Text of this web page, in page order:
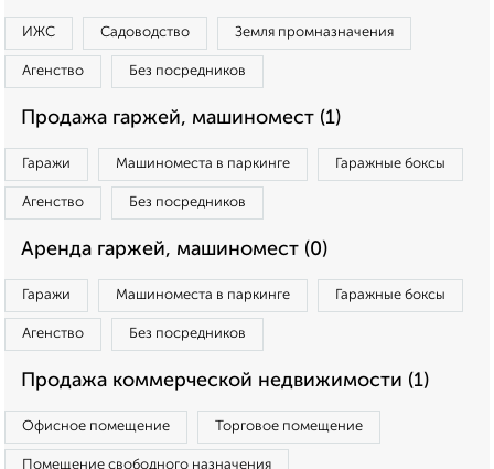
ИЖС Садоводство Земля промназначения
Агенство Без посредников
Продажа гаржей, машиномест (1)
Гаражи Машиноместа в паркинге Гаражные боксы
Агенство Без посредников
Аренда гаржей, машиномест (0)
Гаражи Машиноместа в паркинге Гаражные боксы
Агенство Без посредников
Продажа коммерческой недвижимости (1)
Офисное помещение Торговое помещение
Помещение свободного назначения